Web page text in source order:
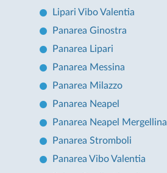
Lipari Vibo Valentia
Panarea Ginostra
Panarea Lipari
Panarea Messina
Panarea Milazzo
Panarea Neapel
Panarea Neapel Mergellina
Panarea Stromboli
Panarea Vibo Valentia